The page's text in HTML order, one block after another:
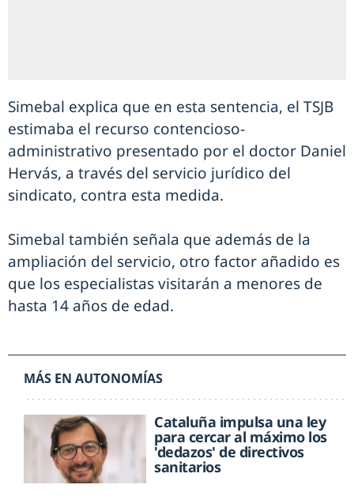
Simebal explica que en esta sentencia, el TSJB
estimaba el recurso contencioso-
administrativo presentado por el doctor Daniel
Hervás, a través del servicio jurídico del
sindicato, contra esta medida.
Simebal también señala que además de la
ampliación del servicio, otro factor añadido es
que los especialistas visitarán a menores de
hasta 14 años de edad.
MÁS EN AUTONOMÍAS
Cataluña impulsa una ley
para cercar al máximo los
'dedazos' de directivos
sanitarios